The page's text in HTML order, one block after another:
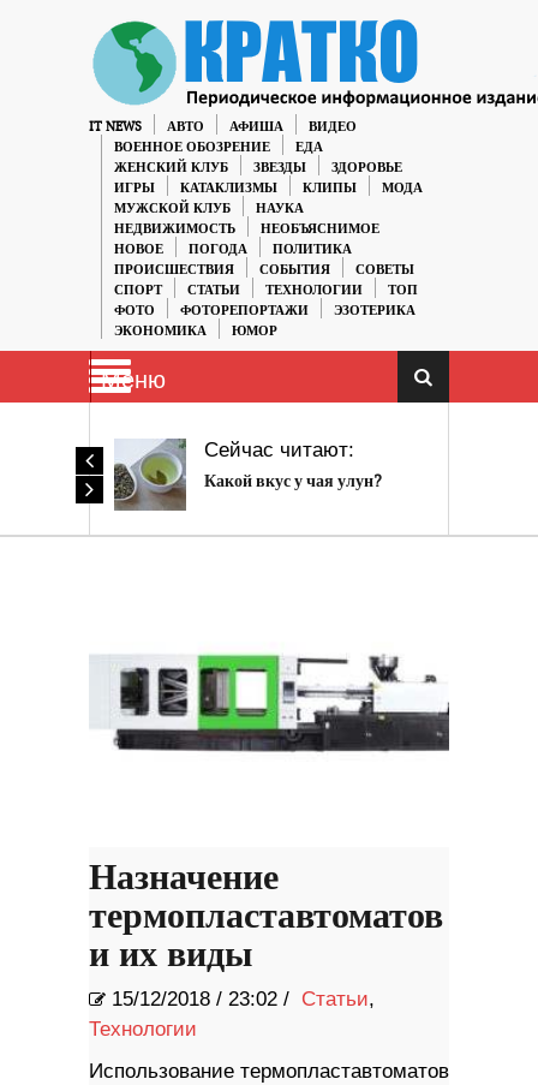
IT NEWS АВТО АФИША
ВИДЕО
ВОЕННОЕ ОБОЗРЕНИЕ
ЕДА
ЖЕНСКИЙ КЛУБ
ЗВЕЗДЫ
ЗДОРОВЬЕ
ИГРЫ
КАТАКЛИЗМЫ КЛИПЫ
МОДА
МУЖСКОЙ КЛУБ
НАУКА
НЕДВИЖИМОСТЬ
НЕОБЪЯСНИМОЕ
НОВОЕ
ПОГОДА
ПОЛИТИКА
ПРОИСШЕСТВИЯ
СОБЫТИЯ
СОВЕТЫ
СПОРТ
СТАТЬИ ТЕХНОЛОГИИ
ТОП
ФОТО
ФОТОРЕПОРТАЖИ
ЭЗОТЕРИКА
ЭКОНОМИКА
ЮМОР
Меню
Сейчас читают:
Какой вкус у чая улун?
Назначение
термопластавтоматов
и их виды
15/12/2018 / 23:02 / Статьи,
Технологии
Использование термопластавтоматов